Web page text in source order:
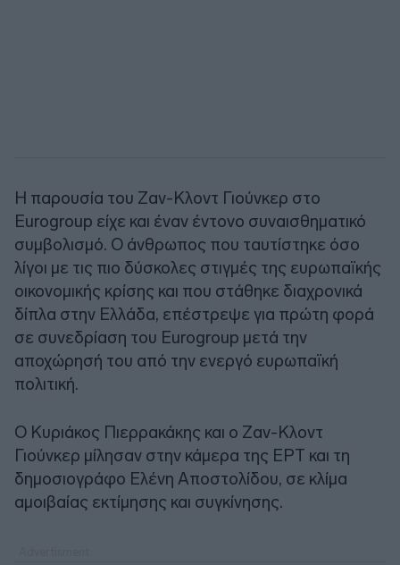
Η παρουσία του Ζαν-Κλοντ Γιούνκερ στο
Eurogroup είχε και έναν έντονο συναισθηματικό
συμβολισμό. Ο άνθρωπος που ταυτίστηκε όσο
λίγοι με τις πιο δύσκολες στιγμές της ευρωπαϊκής
οικονομικής κρίσης και που στάθηκε διαχρονικά
δίπλα στην Ελλάδα, επέστρεψε για πρώτη φορά
σε συνεδρίαση του Eurogroup μετά την
αποχώρησή του από την ενεργό ευρωπαϊκή
πολιτική.
Ο Κυριάκος Πιερρακάκης και ο Ζαν-Κλοντ
Γιούνκερ μίλησαν στην κάμερα της ΕΡΤ και τη
δημοσιογράφο Ελένη Αποστολίδου, σε κλίμα
αμοιβαίας εκτίμησης και συγκίνησης.